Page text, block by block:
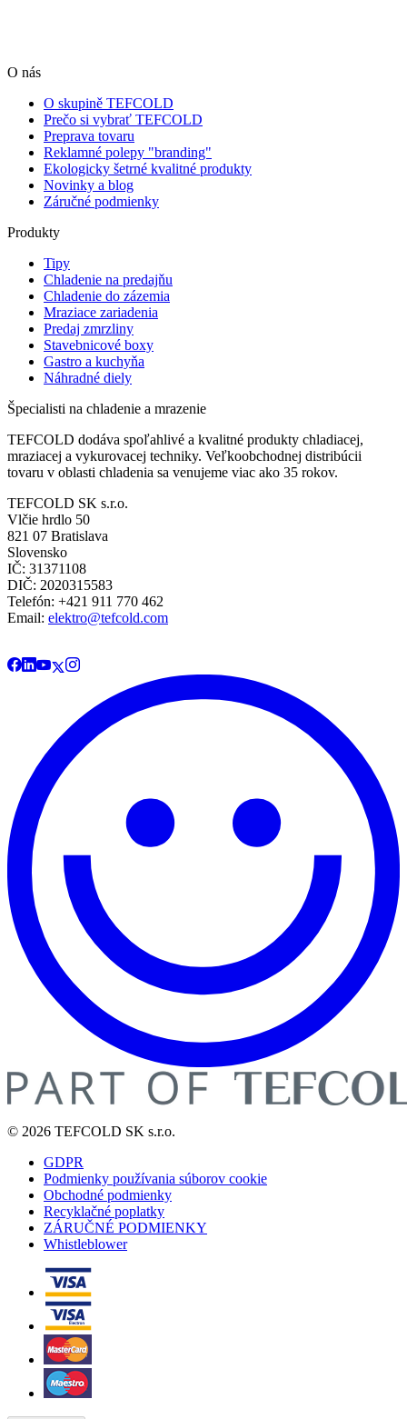
O nás
O skupině TEFCOLD
Prečo si vybrať TEFCOLD
Preprava tovaru
Reklamné polepy "branding"
Ekologicky šetrné kvalitné produkty
Novinky a blog
Záručné podmienky
Produkty
Tipy
Chladenie na predajňu
Chladenie do zázemia
Mraziace zariadenia
Predaj zmrzliny
Stavebnicové boxy
Gastro a kuchyňa
Náhradné diely
Špecialisti na chladenie a mrazenie
TEFCOLD dodáva spoľahlivé a kvalitné produkty chladiacej,
mraziacej a vykurovacej techniky. Veľkoobchodnej distribúcii
tovaru v oblasti chladenia sa venujeme viac ako 35 rokov.
TEFCOLD SK s.r.o.
Vlčie hrdlo 50
821 07 Bratislava
Slovensko
IČ: 31371108
DIČ: 2020315583
Telefón: +421 911 770 462
Email: elektro@tefcold.com
© 2026 TEFCOLD SK s.r.o.
GDPR
Podmienky používania súborov cookie
Obchodné podmienky
Recyklačné poplatky
ZÁRUČNÉ PODMIENKY
Whistleblower